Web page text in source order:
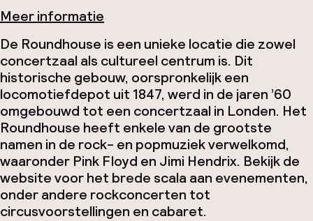
Meer informatie
De Roundhouse is een unieke locatie die zowel
concertzaal als cultureel centrum is. Dit
historische gebouw, oorspronkelijk een
locomotiefdepot uit 1847, werd in de jaren ’60
omgebouwd tot een concertzaal in Londen. Het
Roundhouse heeft enkele van de grootste
namen in de rock- en popmuziek verwelkomd,
waaronder Pink Floyd en Jimi Hendrix. Bekijk de
website voor het brede scala aan evenementen,
onder andere rockconcerten tot
circusvoorstellingen en cabaret.